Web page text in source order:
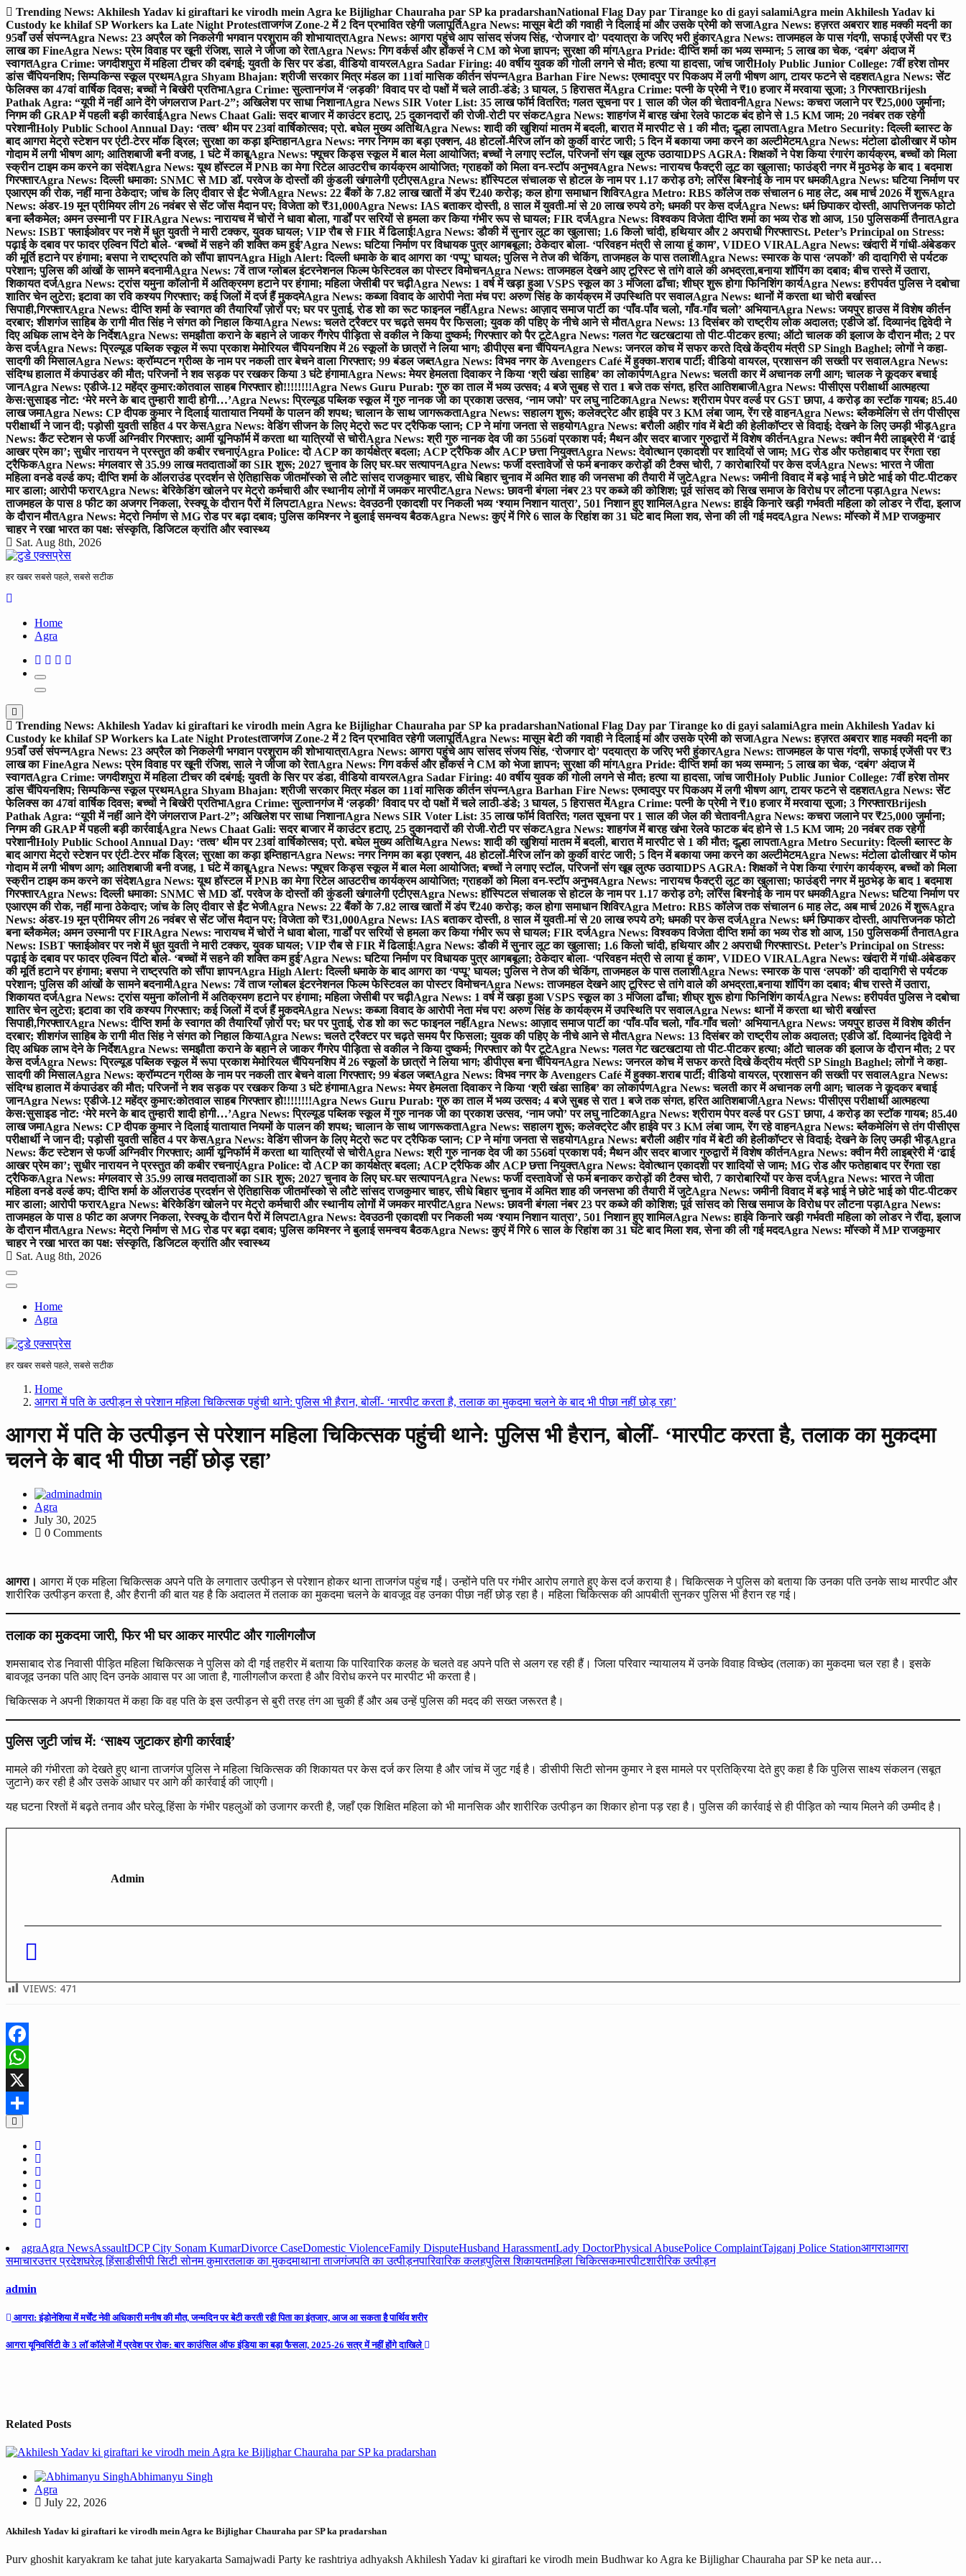
Skip
to
content
Trending News: Akhilesh Yadav ki giraftari ke virodh mein Agra ke Bijlighar Chauraha par SP ka pradarshanNational Flag Day par Tirange ko di gayi salamiAgra mein Akhilesh Yadav ki
Custody ke khilaf SP Workers ka Late Night Protestताजगंज Zone-2 में 2 दिन प्रभावित रहेगी जलापूर्तिAgra News: मासूम बेटी की गवाही ने दिलाई मां और उसके प्रेमी को सजाAgra News: हज़रत अबरार शाह मक्की मदनी का
95वाँ उर्स संपन्नAgra News: 23 अप्रैल को निकलेगी भगवान परशुराम की शोभायात्राAgra News: आगरा पहुंचे आप सांसद संजय सिंह, ‘रोजगार दो’ पदयात्रा के जरिए भरी हुंकारAgra News: ताजमहल के पास गंदगी, सफाई एजेंसी पर ₹3
लाख का FineAgra News: प्रेम विवाह पर खूनी रंजिश, साले ने जीजा को रेताAgra News: गिग वर्कर्स और हॉकर्स ने CM को भेजा ज्ञापन; सुरक्षा की मांगAgra Pride: दीप्ति शर्मा का भव्य सम्मान; 5 लाख का चेक, ‘दबंग’ अंदाज में
स्वागतAgra Crime: जगदीशपुरा में महिला टीचर की दबंगई; युवती के सिर पर डंडा, वीडियो वायरलAgra Sadar Firing: 40 वर्षीय युवक की गोली लगने से मौत; हत्या या हादसा, जांच जारीHoly Public Junior College: 7वीं हरेश तोमर
डांस चैंपियनशिप; सिम्पकिन्स स्कूल प्रथमAgra Shyam Bhajan: श्रीजी सरकार मित्र मंडल का 11वां मासिक कीर्तन संपन्नAgra Barhan Fire News: एत्मादपुर पर पिकअप में लगी भीषण आग, टायर फटने से दहशतAgra News: सेंट
फेलिक्स का 47वां वार्षिक दिवस; बच्चों ने बिखेरी प्रतिभाAgra Crime: सुल्तानगंज में ‘लड़की’ विवाद पर दो पक्षों में चले लाठी-डंडे; 3 घायल, 5 हिरासत मेंAgra Crime: पत्नी के प्रेमी ने ₹10 हजार में मरवाया सूजा; 3 गिरफ्तारBrijesh
Pathak Agra: “यूपी में नहीं आने देंगे जंगलराज Part-2”; अखिलेश पर साधा निशानाAgra News SIR Voter List: 35 लाख फॉर्म वितरित; गलत सूचना पर 1 साल की जेल की चेतावनीAgra News: कचरा जलाने पर ₹25,000 जुर्माना;
निगम की GRAP में पहली बड़ी कार्रवाईAgra News Chaat Gali: सदर बाजार में काउंटर हटाए, 25 दुकानदारों की रोजी-रोटी पर संकटAgra News: शाहगंज में बारह खंभा रेलवे फाटक बंद होने से 1.5 KM जाम; 20 नवंबर तक रहेगी
परेशानीHoly Public School Annual Day: ‘तत्व’ थीम पर 23वां वार्षिकोत्सव; प्रो. बघेल मुख्य अतिथिAgra News: शादी की खुशियां मातम में बदली, बारात में मारपीट से 1 की मौत; दूल्हा लापताAgra Metro Security: दिल्ली ब्लास्ट के
बाद आगरा मेट्रो स्टेशन पर एंटी-टेरर मॉक ड्रिल; सुरक्षा का कड़ा इम्तिहानAgra News: नगर निगम का बड़ा एक्शन, 48 होटलों-मैरिज लॉन को कुर्की वारंट जारी; 5 दिन में बकाया जमा करने का अल्टीमेटमAgra News: मंटोला ढोलीखार में फोम
गोदाम में लगी भीषण आग; आतिशबाजी बनी वजह, 1 घंटे में काबूAgra News: फ्यूचर किड्स स्कूल में बाल मेला आयोजित; बच्चों ने लगाए स्टॉल, परिजनों संग खूब लुत्फ उठायाDPS AGRA: शिक्षकों ने पेश किया रंगारंग कार्यक्रम, बच्चों को मिला
स्क्रीन टाइम कम करने का संदेशAgra News: यूथ हॉस्टल में PNB का मेगा रिटेल आउटरीच कार्यक्रम आयोजित; ग्राहकों को मिला वन-स्टॉप अनुभवAgra News: नारायच फैक्ट्री लूट का खुलासा; फाउंड्री नगर में मुठभेड़ के बाद 1 बदमाश
गिरफ्तारAgra News: दिल्ली धमाका: SNMC से MD डॉ. परवेज के दोस्तों की कुंडली खंगालेगी एटीएसAgra News: हॉस्पिटल संचालक से होटल के नाम पर 1.17 करोड़ ठगे; लॉरेंस बिश्नोई के नाम पर धमकीAgra News: घटिया निर्माण पर
एआरएम की रोक, नहीं माना ठेकेदार; जांच के लिए दीवार से ईंट भेजीAgra News: 22 बैंकों के 7.82 लाख खातों में डंप ₹240 करोड़; कल होगा समाधान शिविरAgra Metro: RBS कॉलेज तक संचालन 6 माह लेट, अब मार्च 2026 में शुरूAgra
News: अंडर-19 मून प्रीमियर लीग 26 नवंबर से सेंट जोंस मैदान पर; विजेता को ₹31,000Agra News: IAS बताकर दोस्ती, 8 साल में युवती-मां से 20 लाख रुपये ठगे; धमकी पर केस दर्जAgra News: धर्म छिपाकर दोस्ती, आपत्तिजनक फोटो
बना ब्लैकमेल; अमन उस्मानी पर FIRAgra News: नारायच में चोरों ने धावा बोला, गार्डों पर सरियों से हमला कर किया गंभीर रूप से घायल; FIR दर्जAgra News: विश्वकप विजेता दीप्ति शर्मा का भव्य रोड शो आज, 150 पुलिसकर्मी तैनातAgra
News: ISBT फ्लाईओवर पर नशे में धुत युवती ने मारी टक्कर, युवक घायल; VIP रौब से FIR में ढिलाई!Agra News: डौकी में सुनार लूट का खुलासा; 1.6 किलो चांदी, हथियार और 2 अपराधी गिरफ्तारSt. Peter’s Principal on Stress:
पढ़ाई के दबाव पर फादर एल्विन पिंटो बोले- ‘बच्चों में सहने की शक्ति कम हुई’Agra News: घटिया निर्माण पर विधायक पुत्र आगबबूला; ठेकेदार बोला- ‘परिवहन मंत्री से लाया हूं काम’, VIDEO VIRALAgra News: खंदारी में गांधी-अंबेडकर
की मूर्ति हटाने पर हंगामा; बसपा ने राष्ट्रपति को सौंपा ज्ञापनAgra High Alert: दिल्ली धमाके के बाद आगरा का ‘पप्पू’ घायल; पुलिस ने तेज की चेकिंग, ताजमहल के पास तलाशीAgra News: स्मारक के पास ‘लपकों’ की दादागिरी से पर्यटक
परेशान; पुलिस की आंखों के सामने बदनामीAgra News: 7वें ताज ग्लोबल इंटरनेशनल फिल्म फेस्टिवल का पोस्टर विमोचनAgra News: ताजमहल देखने आए टूरिस्ट से तांगे वाले की अभद्रता,बनाया शॉपिंग का दबाव; बीच रास्ते में उतारा,
शिकायत दर्जAgra News: ट्रांस यमुना कॉलोनी में अतिक्रमण हटाने पर हंगामा; महिला जेसीबी पर चढ़ीAgra News: 1 वर्ष में खड़ा हुआ VSPS स्कूल का 3 मंजिला ढाँचा; शीघ्र शुरू होगा फिनिशिंग कार्यAgra News: हरीपर्वत पुलिस ने दबोचा
शातिर चेन लुटेरा; इटावा का रवि कश्यप गिरफ्तार; कई जिलों में दर्ज हैं मुकदमेAgra News: कब्जा विवाद के आरोपी नेता मंच पर! अरुण सिंह के कार्यक्रम में उपस्थिति पर सवालAgra News: थानों में करता था चोरी बर्खास्त
सिपाही,गिरफ्तारAgra News: दीप्ति शर्मा के स्वागत की तैयारियाँ ज़ोरों पर; घर पर पुताई, रोड शो का रूट फाइनल नहींAgra News: आज़ाद समाज पार्टी का ‘पाँव-पाँव चलो, गाँव-गाँव चलो’ अभियानAgra News: जयपुर हाउस में विशेष कीर्तन
दरबार; शीशगंज साहिब के रागी मीत सिंह ने संगत को निहाल कियाAgra News: चलते ट्रैक्टर पर चढ़ते समय पैर फिसला; युवक की पहिए के नीचे आने से मौतAgra News: 13 दिसंबर को राष्ट्रीय लोक अदालत; एडीजे डॉ. दिव्यानंद द्विवेदी ने
दिए अधिक लाभ देने के निर्देशAgra News: समझौता कराने के बहाने ले जाकर गैंगरेप पीड़िता से वकील ने किया दुष्कर्म; गिरफ्तार को पैर टूटेAgra News: गलत गेट खटखटाया तो पीट-पीटकर हत्या; ऑटो चालक की इलाज के दौरान मौत; 2 पर
केस दर्जAgra News: प्रिल्यूड पब्लिक स्कूल में रूपा प्रकाश मेमोरियल चैंपियनशिप में 26 स्कूलों के छात्रों ने लिया भाग; डीपीएस बना चैंपियनAgra News: जनरल कोच में सफर करते दिखे केंद्रीय मंत्री SP Singh Baghel; लोगों ने कहा-
सादगी की मिसालAgra News: क्रॉम्पटन ग्रीव्स के नाम पर नकली तार बेचने वाला गिरफ्तार; 99 बंडल जब्तAgra News: विभव नगर के Avengers Café में हुक्का-शराब पार्टी; वीडियो वायरल, प्रशासन की सख्ती पर सवालAgra News:
संदिग्ध हालात में कंपाउंडर की मौत; परिजनों ने शव सड़क पर रखकर किया 3 घंटे हंगामाAgra News: मेयर हेमलता दिवाकर ने किया ‘श्री खंडा साहिब’ का लोकार्पणAgra News: चलती कार में अचानक लगी आग; चालक ने कूदकर बचाई
जानAgra News: एडीजे-12 महेंद्र कुमार:कोतवाल साहब गिरफ्तार हो!!!!!!!!Agra News Guru Purab: गुरु का ताल में भव्य उत्सव; 4 बजे सुबह से रात 1 बजे तक संगत, हरित आतिशबाजीAgra News: पीसीएस परीक्षार्थी आत्महत्या
केस:सुसाइड नोट: ‘मेरे मरने के बाद तुम्हारी शादी होगी…’Agra News: प्रिल्यूड पब्लिक स्कूल में गुरु नानक जी का प्रकाश उत्सव, ‘नाम जपो’ पर लघु नाटिकाAgra News: श्रीराम पेपर वर्ल्ड पर GST छापा, 4 करोड़ का स्टॉक गायब; 85.40
लाख जमाAgra News: CP दीपक कुमार ने दिलाई यातायात नियमों के पालन की शपथ; चालान के साथ जागरूकताAgra News: सहालग शुरू; कलेक्ट्रेट और हाईवे पर 3 KM लंबा जाम, रेंग रहे वाहनAgra News: ब्लैकमेलिंग से तंग पीसीएस
परीक्षार्थी ने जान दी; पड़ोसी युवती सहित 4 पर केसAgra News: वेडिंग सीजन के लिए मेट्रो रूट पर ट्रैफिक प्लान; CP ने मांगा जनता से सहयोगAgra News: बरौली अहीर गांव में बेटी की हेलीकॉप्टर से विदाई; देखने के लिए उमड़ी भीड़Agra
News: कैंट स्टेशन से फर्जी अग्निवीर गिरफ्तार; आर्मी यूनिफॉर्म में करता था यात्रियों से चोरीAgra News: श्री गुरु नानक देव जी का 556वां प्रकाश पर्व; मैथन और सदर बाजार गुरुद्वारों में विशेष कीर्तनAgra News: क्वीन मैरी लाइब्रेरी में ‘ढाई
आखर प्रेम का’; सुधीर नारायन ने प्रस्तुत की कबीर रचनाएंAgra Police: दो ACP का कार्यक्षेत्र बदला; ACP ट्रैफिक और ACP छत्ता नियुक्तAgra News: देवोत्थान एकादशी पर शादियों से जाम; MG रोड और फतेहाबाद पर रेंगता रहा
ट्रैफिकAgra News: मंगलवार से 35.99 लाख मतदाताओं का SIR शुरू; 2027 चुनाव के लिए घर-घर सत्यापनAgra News: फर्जी दस्तावेजों से फर्म बनाकर करोड़ों की टैक्स चोरी, 7 कारोबारियों पर केस दर्जAgra News: भारत ने जीता
महिला वनडे वर्ल्ड कप; दीप्ति शर्मा के ऑलराउंड प्रदर्शन से ऐतिहासिक जीतमॉस्को से लौटे सांसद राजकुमार चाहर, सीधे बिहार चुनाव में अमित शाह की जनसभा की तैयारी में जुटेAgra News: जमीनी विवाद में बड़े भाई ने छोटे भाई को पीट-पीटकर
मार डाला; आरोपी फरारAgra News: बेरिकेडिंग खोलने पर मेट्रो कर्मचारी और स्थानीय लोगों में जमकर मारपीटAgra News: छावनी बंगला नंबर 23 पर कब्जे की कोशिश; पूर्व सांसद को सिख समाज के विरोध पर लौटना पड़ाAgra News:
ताजमहल के पास 8 फीट का अजगर निकला, रेस्क्यू के दौरान पैरों में लिपटाAgra News: देवउठनी एकादशी पर निकली भव्य ‘श्याम निशान यात्रा’, 501 निशान हुए शामिलAgra News: हाईवे किनारे खड़ी गर्भवती महिला को लोडर ने रौंदा, इलाज
के दौरान मौतAgra News: मेट्रो निर्माण से MG रोड पर बढ़ा दबाव; पुलिस कमिश्नर ने बुलाई समन्वय बैठकAgra News: कुएं में गिरे 6 साल के रिहांश का 31 घंटे बाद मिला शव, सेना की ली गई मददAgra News: मॉस्को में MP राजकुमार
चाहर ने रखा भारत का पक्ष: संस्कृति, डिजिटल क्रांति और स्वास्थ्य
Sat. Aug 8th, 2026
हर खबर सबसे पहले, सबसे सटीक
Home
Agra
Trending News: Akhilesh Yadav ki giraftari ke virodh mein Agra ke Bijlighar Chauraha par SP ka pradarshanNational Flag Day par Tirange ko di gayi salamiAgra mein Akhilesh Yadav ki
Custody ke khilaf SP Workers ka Late Night Protestताजगंज Zone-2 में 2 दिन प्रभावित रहेगी जलापूर्तिAgra News: मासूम बेटी की गवाही ने दिलाई मां और उसके प्रेमी को सजाAgra News: हज़रत अबरार शाह मक्की मदनी का
95वाँ उर्स संपन्नAgra News: 23 अप्रैल को निकलेगी भगवान परशुराम की शोभायात्राAgra News: आगरा पहुंचे आप सांसद संजय सिंह, ‘रोजगार दो’ पदयात्रा के जरिए भरी हुंकारAgra News: ताजमहल के पास गंदगी, सफाई एजेंसी पर ₹3
लाख का FineAgra News: प्रेम विवाह पर खूनी रंजिश, साले ने जीजा को रेताAgra News: गिग वर्कर्स और हॉकर्स ने CM को भेजा ज्ञापन; सुरक्षा की मांगAgra Pride: दीप्ति शर्मा का भव्य सम्मान; 5 लाख का चेक, ‘दबंग’ अंदाज में
स्वागतAgra Crime: जगदीशपुरा में महिला टीचर की दबंगई; युवती के सिर पर डंडा, वीडियो वायरलAgra Sadar Firing: 40 वर्षीय युवक की गोली लगने से मौत; हत्या या हादसा, जांच जारीHoly Public Junior College: 7वीं हरेश तोमर
डांस चैंपियनशिप; सिम्पकिन्स स्कूल प्रथमAgra Shyam Bhajan: श्रीजी सरकार मित्र मंडल का 11वां मासिक कीर्तन संपन्नAgra Barhan Fire News: एत्मादपुर पर पिकअप में लगी भीषण आग, टायर फटने से दहशतAgra News: सेंट
फेलिक्स का 47वां वार्षिक दिवस; बच्चों ने बिखेरी प्रतिभाAgra Crime: सुल्तानगंज में ‘लड़की’ विवाद पर दो पक्षों में चले लाठी-डंडे; 3 घायल, 5 हिरासत मेंAgra Crime: पत्नी के प्रेमी ने ₹10 हजार में मरवाया सूजा; 3 गिरफ्तारBrijesh
Pathak Agra: “यूपी में नहीं आने देंगे जंगलराज Part-2”; अखिलेश पर साधा निशानाAgra News SIR Voter List: 35 लाख फॉर्म वितरित; गलत सूचना पर 1 साल की जेल की चेतावनीAgra News: कचरा जलाने पर ₹25,000 जुर्माना;
निगम की GRAP में पहली बड़ी कार्रवाईAgra News Chaat Gali: सदर बाजार में काउंटर हटाए, 25 दुकानदारों की रोजी-रोटी पर संकटAgra News: शाहगंज में बारह खंभा रेलवे फाटक बंद होने से 1.5 KM जाम; 20 नवंबर तक रहेगी
परेशानीHoly Public School Annual Day: ‘तत्व’ थीम पर 23वां वार्षिकोत्सव; प्रो. बघेल मुख्य अतिथिAgra News: शादी की खुशियां मातम में बदली, बारात में मारपीट से 1 की मौत; दूल्हा लापताAgra Metro Security: दिल्ली ब्लास्ट के
बाद आगरा मेट्रो स्टेशन पर एंटी-टेरर मॉक ड्रिल; सुरक्षा का कड़ा इम्तिहानAgra News: नगर निगम का बड़ा एक्शन, 48 होटलों-मैरिज लॉन को कुर्की वारंट जारी; 5 दिन में बकाया जमा करने का अल्टीमेटमAgra News: मंटोला ढोलीखार में फोम
गोदाम में लगी भीषण आग; आतिशबाजी बनी वजह, 1 घंटे में काबूAgra News: फ्यूचर किड्स स्कूल में बाल मेला आयोजित; बच्चों ने लगाए स्टॉल, परिजनों संग खूब लुत्फ उठायाDPS AGRA: शिक्षकों ने पेश किया रंगारंग कार्यक्रम, बच्चों को मिला
स्क्रीन टाइम कम करने का संदेशAgra News: यूथ हॉस्टल में PNB का मेगा रिटेल आउटरीच कार्यक्रम आयोजित; ग्राहकों को मिला वन-स्टॉप अनुभवAgra News: नारायच फैक्ट्री लूट का खुलासा; फाउंड्री नगर में मुठभेड़ के बाद 1 बदमाश
गिरफ्तारAgra News: दिल्ली धमाका: SNMC से MD डॉ. परवेज के दोस्तों की कुंडली खंगालेगी एटीएसAgra News: हॉस्पिटल संचालक से होटल के नाम पर 1.17 करोड़ ठगे; लॉरेंस बिश्नोई के नाम पर धमकीAgra News: घटिया निर्माण पर
एआरएम की रोक, नहीं माना ठेकेदार; जांच के लिए दीवार से ईंट भेजीAgra News: 22 बैंकों के 7.82 लाख खातों में डंप ₹240 करोड़; कल होगा समाधान शिविरAgra Metro: RBS कॉलेज तक संचालन 6 माह लेट, अब मार्च 2026 में शुरूAgra
News: अंडर-19 मून प्रीमियर लीग 26 नवंबर से सेंट जोंस मैदान पर; विजेता को ₹31,000Agra News: IAS बताकर दोस्ती, 8 साल में युवती-मां से 20 लाख रुपये ठगे; धमकी पर केस दर्जAgra News: धर्म छिपाकर दोस्ती, आपत्तिजनक फोटो
बना ब्लैकमेल; अमन उस्मानी पर FIRAgra News: नारायच में चोरों ने धावा बोला, गार्डों पर सरियों से हमला कर किया गंभीर रूप से घायल; FIR दर्जAgra News: विश्वकप विजेता दीप्ति शर्मा का भव्य रोड शो आज, 150 पुलिसकर्मी तैनातAgra
News: ISBT फ्लाईओवर पर नशे में धुत युवती ने मारी टक्कर, युवक घायल; VIP रौब से FIR में ढिलाई!Agra News: डौकी में सुनार लूट का खुलासा; 1.6 किलो चांदी, हथियार और 2 अपराधी गिरफ्तारSt. Peter’s Principal on Stress:
पढ़ाई के दबाव पर फादर एल्विन पिंटो बोले- ‘बच्चों में सहने की शक्ति कम हुई’Agra News: घटिया निर्माण पर विधायक पुत्र आगबबूला; ठेकेदार बोला- ‘परिवहन मंत्री से लाया हूं काम’, VIDEO VIRALAgra News: खंदारी में गांधी-अंबेडकर
की मूर्ति हटाने पर हंगामा; बसपा ने राष्ट्रपति को सौंपा ज्ञापनAgra High Alert: दिल्ली धमाके के बाद आगरा का ‘पप्पू’ घायल; पुलिस ने तेज की चेकिंग, ताजमहल के पास तलाशीAgra News: स्मारक के पास ‘लपकों’ की दादागिरी से पर्यटक
परेशान; पुलिस की आंखों के सामने बदनामीAgra News: 7वें ताज ग्लोबल इंटरनेशनल फिल्म फेस्टिवल का पोस्टर विमोचनAgra News: ताजमहल देखने आए टूरिस्ट से तांगे वाले की अभद्रता,बनाया शॉपिंग का दबाव; बीच रास्ते में उतारा,
शिकायत दर्जAgra News: ट्रांस यमुना कॉलोनी में अतिक्रमण हटाने पर हंगामा; महिला जेसीबी पर चढ़ीAgra News: 1 वर्ष में खड़ा हुआ VSPS स्कूल का 3 मंजिला ढाँचा; शीघ्र शुरू होगा फिनिशिंग कार्यAgra News: हरीपर्वत पुलिस ने दबोचा
शातिर चेन लुटेरा; इटावा का रवि कश्यप गिरफ्तार; कई जिलों में दर्ज हैं मुकदमेAgra News: कब्जा विवाद के आरोपी नेता मंच पर! अरुण सिंह के कार्यक्रम में उपस्थिति पर सवालAgra News: थानों में करता था चोरी बर्खास्त
सिपाही,गिरफ्तारAgra News: दीप्ति शर्मा के स्वागत की तैयारियाँ ज़ोरों पर; घर पर पुताई, रोड शो का रूट फाइनल नहींAgra News: आज़ाद समाज पार्टी का ‘पाँव-पाँव चलो, गाँव-गाँव चलो’ अभियानAgra News: जयपुर हाउस में विशेष कीर्तन
दरबार; शीशगंज साहिब के रागी मीत सिंह ने संगत को निहाल कियाAgra News: चलते ट्रैक्टर पर चढ़ते समय पैर फिसला; युवक की पहिए के नीचे आने से मौतAgra News: 13 दिसंबर को राष्ट्रीय लोक अदालत; एडीजे डॉ. दिव्यानंद द्विवेदी ने
दिए अधिक लाभ देने के निर्देशAgra News: समझौता कराने के बहाने ले जाकर गैंगरेप पीड़िता से वकील ने किया दुष्कर्म; गिरफ्तार को पैर टूटेAgra News: गलत गेट खटखटाया तो पीट-पीटकर हत्या; ऑटो चालक की इलाज के दौरान मौत; 2 पर
केस दर्जAgra News: प्रिल्यूड पब्लिक स्कूल में रूपा प्रकाश मेमोरियल चैंपियनशिप में 26 स्कूलों के छात्रों ने लिया भाग; डीपीएस बना चैंपियनAgra News: जनरल कोच में सफर करते दिखे केंद्रीय मंत्री SP Singh Baghel; लोगों ने कहा-
सादगी की मिसालAgra News: क्रॉम्पटन ग्रीव्स के नाम पर नकली तार बेचने वाला गिरफ्तार; 99 बंडल जब्तAgra News: विभव नगर के Avengers Café में हुक्का-शराब पार्टी; वीडियो वायरल, प्रशासन की सख्ती पर सवालAgra News:
संदिग्ध हालात में कंपाउंडर की मौत; परिजनों ने शव सड़क पर रखकर किया 3 घंटे हंगामाAgra News: मेयर हेमलता दिवाकर ने किया ‘श्री खंडा साहिब’ का लोकार्पणAgra News: चलती कार में अचानक लगी आग; चालक ने कूदकर बचाई
जानAgra News: एडीजे-12 महेंद्र कुमार:कोतवाल साहब गिरफ्तार हो!!!!!!!!Agra News Guru Purab: गुरु का ताल में भव्य उत्सव; 4 बजे सुबह से रात 1 बजे तक संगत, हरित आतिशबाजीAgra News: पीसीएस परीक्षार्थी आत्महत्या
केस:सुसाइड नोट: ‘मेरे मरने के बाद तुम्हारी शादी होगी…’Agra News: प्रिल्यूड पब्लिक स्कूल में गुरु नानक जी का प्रकाश उत्सव, ‘नाम जपो’ पर लघु नाटिकाAgra News: श्रीराम पेपर वर्ल्ड पर GST छापा, 4 करोड़ का स्टॉक गायब; 85.40
लाख जमाAgra News: CP दीपक कुमार ने दिलाई यातायात नियमों के पालन की शपथ; चालान के साथ जागरूकताAgra News: सहालग शुरू; कलेक्ट्रेट और हाईवे पर 3 KM लंबा जाम, रेंग रहे वाहनAgra News: ब्लैकमेलिंग से तंग पीसीएस
परीक्षार्थी ने जान दी; पड़ोसी युवती सहित 4 पर केसAgra News: वेडिंग सीजन के लिए मेट्रो रूट पर ट्रैफिक प्लान; CP ने मांगा जनता से सहयोगAgra News: बरौली अहीर गांव में बेटी की हेलीकॉप्टर से विदाई; देखने के लिए उमड़ी भीड़Agra
News: कैंट स्टेशन से फर्जी अग्निवीर गिरफ्तार; आर्मी यूनिफॉर्म में करता था यात्रियों से चोरीAgra News: श्री गुरु नानक देव जी का 556वां प्रकाश पर्व; मैथन और सदर बाजार गुरुद्वारों में विशेष कीर्तनAgra News: क्वीन मैरी लाइब्रेरी में ‘ढाई
आखर प्रेम का’; सुधीर नारायन ने प्रस्तुत की कबीर रचनाएंAgra Police: दो ACP का कार्यक्षेत्र बदला; ACP ट्रैफिक और ACP छत्ता नियुक्तAgra News: देवोत्थान एकादशी पर शादियों से जाम; MG रोड और फतेहाबाद पर रेंगता रहा
ट्रैफिकAgra News: मंगलवार से 35.99 लाख मतदाताओं का SIR शुरू; 2027 चुनाव के लिए घर-घर सत्यापनAgra News: फर्जी दस्तावेजों से फर्म बनाकर करोड़ों की टैक्स चोरी, 7 कारोबारियों पर केस दर्जAgra News: भारत ने जीता
महिला वनडे वर्ल्ड कप; दीप्ति शर्मा के ऑलराउंड प्रदर्शन से ऐतिहासिक जीतमॉस्को से लौटे सांसद राजकुमार चाहर, सीधे बिहार चुनाव में अमित शाह की जनसभा की तैयारी में जुटेAgra News: जमीनी विवाद में बड़े भाई ने छोटे भाई को पीट-पीटकर
मार डाला; आरोपी फरारAgra News: बेरिकेडिंग खोलने पर मेट्रो कर्मचारी और स्थानीय लोगों में जमकर मारपीटAgra News: छावनी बंगला नंबर 23 पर कब्जे की कोशिश; पूर्व सांसद को सिख समाज के विरोध पर लौटना पड़ाAgra News:
ताजमहल के पास 8 फीट का अजगर निकला, रेस्क्यू के दौरान पैरों में लिपटाAgra News: देवउठनी एकादशी पर निकली भव्य ‘श्याम निशान यात्रा’, 501 निशान हुए शामिलAgra News: हाईवे किनारे खड़ी गर्भवती महिला को लोडर ने रौंदा, इलाज
के दौरान मौतAgra News: मेट्रो निर्माण से MG रोड पर बढ़ा दबाव; पुलिस कमिश्नर ने बुलाई समन्वय बैठकAgra News: कुएं में गिरे 6 साल के रिहांश का 31 घंटे बाद मिला शव, सेना की ली गई मददAgra News: मॉस्को में MP राजकुमार
चाहर ने रखा भारत का पक्ष: संस्कृति, डिजिटल क्रांति और स्वास्थ्य
Sat. Aug 8th, 2026
Home
Agra
हर खबर सबसे पहले, सबसे सटीक
Home
आगरा में पति के उत्पीड़न से परेशान महिला चिकित्सक पहुंची थाने: पुलिस भी हैरान, बोलीं- ‘मारपीट करता है, तलाक का मुकदमा चलने के बाद भी पीछा नहीं छोड़ रहा’
आगरा में पति के उत्पीड़न से परेशान महिला चिकित्सक पहुंची थाने: पुलिस भी हैरान, बोलीं- ‘मारपीट करता है, तलाक का मुकदमा
चलने के बाद भी पीछा नहीं छोड़ रहा’
admin
Agra
July 30, 2025
0 Comments
आगरा। आगरा में एक महिला चिकित्सक अपने पति के लगातार उत्पीड़न से परेशान होकर थाना ताजगंज पहुंच गईं। उन्होंने पति पर गंभीर आरोप लगाते हुए केस दर्ज कराया है। चिकित्सक ने पुलिस को बताया कि उनका पति उनके साथ मारपीट और
शारीरिक उत्पीड़न करता है, और हैरानी की बात यह है कि अदालत में तलाक का मुकदमा चलने के बावजूद वह उनका पीछा नहीं छोड़ रहा है। महिला चिकित्सक की आपबीती सुनकर पुलिस भी हैरान रह गई।
तलाक का मुकदमा जारी, फिर भी घर आकर मारपीट और गालीगलौज
शमसाबाद रोड निवासी पीड़ित महिला चिकित्सक ने पुलिस को दी गई तहरीर में बताया कि पारिवारिक कलह के चलते वह अपने पति से अलग रह रही हैं। जिला परिवार न्यायालय में उनके विवाह विच्छेद (तलाक) का मुकदमा चल रहा है। इसके
बावजूद उनका पति आए दिन उनके आवास पर आ जाता है, गालीगलौज करता है और विरोध करने पर मारपीट भी करता है।
चिकित्सक ने अपनी शिकायत में कहा कि वह पति के इस उत्पीड़न से बुरी तरह तंग आ चुकी हैं और अब उन्हें पुलिस की मदद की सख्त जरूरत है।
पुलिस जुटी जांच में: ‘साक्ष्य जुटाकर होगी कार्रवाई’
मामले की गंभीरता को देखते हुए थाना ताजगंज पुलिस ने महिला चिकित्सक की शिकायत पर केस दर्ज कर लिया है और जांच में जुट गई है। डीसीपी सिटी सोनम कुमार ने इस मामले पर प्रतिक्रिया देते हुए कहा है कि पुलिस साक्ष्य संकलन (सबूत
जुटाने) कर रही है और उसके आधार पर आगे की कार्रवाई की जाएगी।
यह घटना रिश्तों में बढ़ते तनाव और घरेलू हिंसा के गंभीर पहलुओं को उजागर करती है, जहाँ एक शिक्षित महिला को भी मानसिक और शारीरिक उत्पीड़न का शिकार होना पड़ रहा है। पुलिस की कार्रवाई से ही पीड़ित को न्याय मिलने की उम्मीद है।
Admin
VIEWS: 471
Facebook
WhatsApp
X
Share
agraAgra NewsAssaultDCP City Sonam KumarDivorce CaseDomestic ViolenceFamily DisputeHusband HarassmentLady DoctorPhysical AbusePolice ComplaintTajganj Police Stationआगराआगरा
समाचारउत्तर प्रदेशघरेलू हिंसाडीसीपी सिटी सोनम कुमारतलाक का मुकदमाथाना ताजगंजपति का उत्पीड़नपारिवारिक कलहपुलिस शिकायतमहिला चिकित्सकमारपीटशारीरिक उत्पीड़न
admin
Post
navigation
आगरा: इंडोनेशिया में मर्चेंट नेवी अधिकारी मनीष की मौत, जन्मदिन पर बेटी करती रही पिता का इंतजार, आज आ सकता है पार्थिव शरीर
आगरा यूनिवर्सिटी के 3 लॉ कॉलेजों में प्रवेश पर रोक: बार काउंसिल ऑफ इंडिया का बड़ा फैसला, 2025-26 सत्र में नहीं होंगे दाखिले
Related Posts
Abhimanyu Singh
Agra
July 22, 2026
Akhilesh Yadav ki giraftari ke virodh mein Agra ke Bijlighar Chauraha par SP ka pradarshan
Purv ghoshit karyakram ke tahat jute karyakarta Samajwadi Party ke rashtriya adhyaksh Akhilesh Yadav ki giraftari ke virodh mein Budhwar ko Agra ke Bijlighar Chauraha par SP ke neta aur…